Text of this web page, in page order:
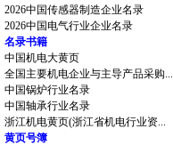
2026中国传感器制造企业名录
2026中国电气行业企业名录
名录书籍
中国机电大黄页
全国主要机电企业与主导产品采购...
中国锅炉行业名录
中国轴承行业名录
浙江机电黄页(浙江省机电行业资...
黄页号簿